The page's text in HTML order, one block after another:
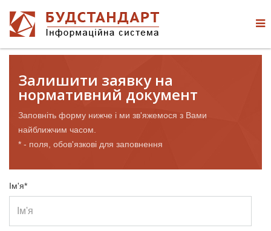
Залишити заявку на
нормативний документ
Заповніть форму нижче і ми зв'яжемося з Вами
найближчим часом.
* - поля, обов'язкові для заповнення
Ім'я*